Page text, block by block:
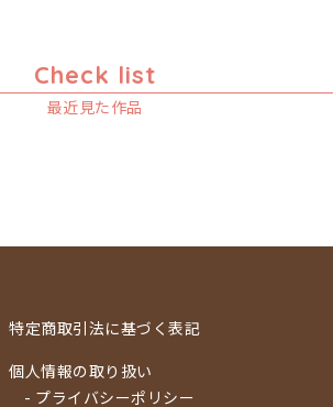
Check list
最近見た作品
特定商取引法に基づく表記
個人情報の取り扱い
- プライバシーポリシー